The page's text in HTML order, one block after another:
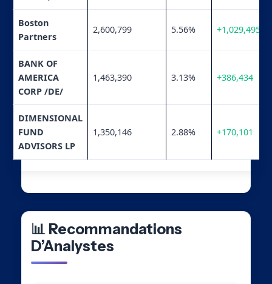
Boston
Partners
2,600,799 5.56% +1,029,495
BANK OF
AMERICA
CORP /DE/
1,463,390 3.13% +386,434
DIMENSIONAL
FUND
ADVISORS LP
1,350,146 2.88% +170,101
📊 Recommandations
D’Analystes